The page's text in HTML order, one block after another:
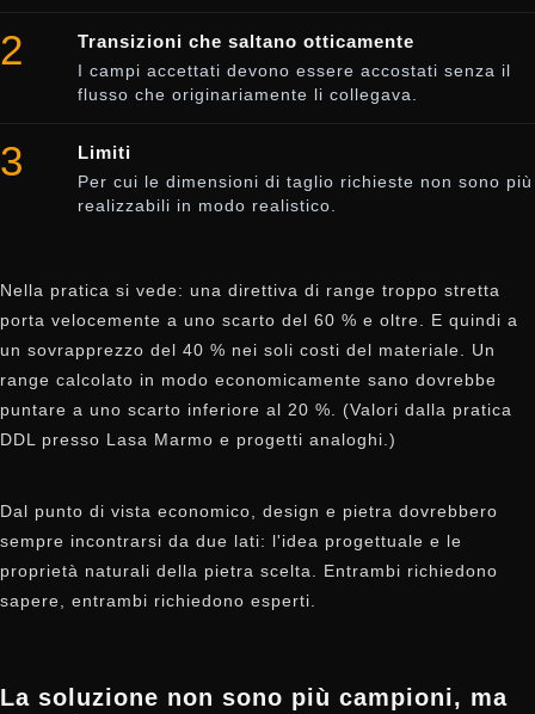
2
Transizioni che saltano otticamente
I campi accettati devono essere accostati senza il
flusso che originariamente li collegava.
3
Limiti
Per cui le dimensioni di taglio richieste non sono più
realizzabili in modo realistico.
Nella pratica si vede: una direttiva di range troppo stretta
porta velocemente a uno scarto del 60 % e oltre. E quindi a
un sovrapprezzo del 40 % nei soli costi del materiale. Un
range calcolato in modo economicamente sano dovrebbe
puntare a uno scarto inferiore al 20 %. (Valori dalla pratica
DDL presso Lasa Marmo e progetti analoghi.)
Dal punto di vista economico, design e pietra dovrebbero
sempre incontrarsi da due lati: l'idea progettuale e le
proprietà naturali della pietra scelta. Entrambi richiedono
sapere, entrambi richiedono esperti.
La soluzione non sono più campioni, ma